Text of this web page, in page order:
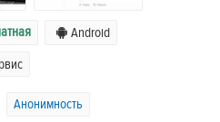
Android
Анонимность